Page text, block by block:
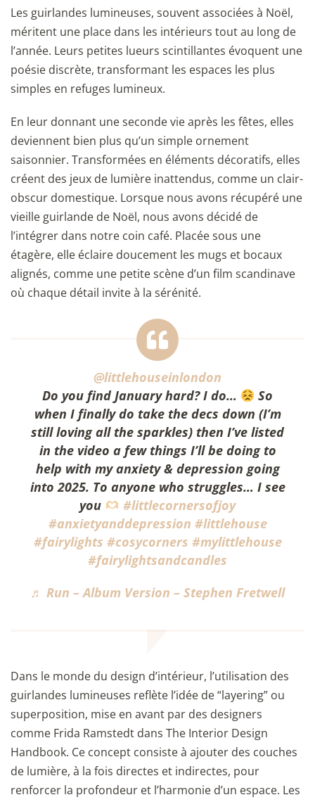
Les guirlandes lumineuses, souvent associées à Noël,
méritent une place dans les intérieurs tout au long de
l’année. Leurs petites lueurs scintillantes évoquent une
poésie discrète, transformant les espaces les plus
simples en refuges lumineux.
En leur donnant une seconde vie après les fêtes, elles
deviennent bien plus qu’un simple ornement
saisonnier. Transformées en éléments décoratifs, elles
créent des jeux de lumière inattendus, comme un clair-
obscur domestique. Lorsque nous avons récupéré une
vieille guirlande de Noël, nous avons décidé de
l’intégrer dans notre coin café. Placée sous une
étagère, elle éclaire doucement les mugs et bocaux
alignés, comme une petite scène d’un film scandinave
où chaque détail invite à la sérénité.
@littlehouseinlondon
Do you find January hard? I do…
So
when I finally do take the decs down (I’m
still loving all the sparkles) then I’ve listed
in the video a few things I’ll be doing to
help with my anxiety & depression going
into 2025. To anyone who struggles… I see
you
#littlecornersofjoy
#anxietyanddepression #littlehouse
#fairylights #cosycorners #mylittlehouse
#fairylightsandcandles
♬ Run – Album Version – Stephen Fretwell
Dans le monde du design d’intérieur, l’utilisation des
guirlandes lumineuses reflète l’idée de “layering” ou
superposition, mise en avant par des designers
comme Frida Ramstedt dans The Interior Design
Handbook. Ce concept consiste à ajouter des couches
de lumière, à la fois directes et indirectes, pour
renforcer la profondeur et l’harmonie d’un espace. Les